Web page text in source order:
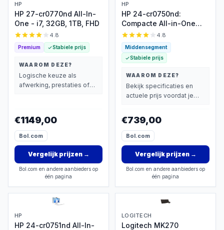
HP
HP 27-cr0770nd All-In-
One - i7, 32GB, 1TB, FHD
4.8
Premium Stabiele prijs
WAAROM DEZE?
Logische keuze als
afwerking, prestaties of
€1149,00
Bol.com
Vergelijk prijzen→
Bol.com en andere aanbieders op
één pagina
HP
HP 24-cr0750nd:
Compacte All-in-One
met i5 en 16GB RAM
4.8
Middensegment
Stabiele prijs
WAAROM DEZE?
Bekijk specificaties en
actuele prijs voordat je
€739,00
Bol.com
Vergelijk prijzen→
Bol.com en andere aanbieders op
één pagina
HP
HP 24-cr0751nd All-In-
LOGITECH
Logitech MK270